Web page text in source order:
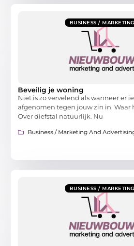
BUSINESS /
Beveilig je woning
Niet is zo vervelend als wanneer er
afgenomen tegen jouw zin in. Waar
Over diefstal natuurlijk. Nu
Business / Marketing And
BUSINESS /